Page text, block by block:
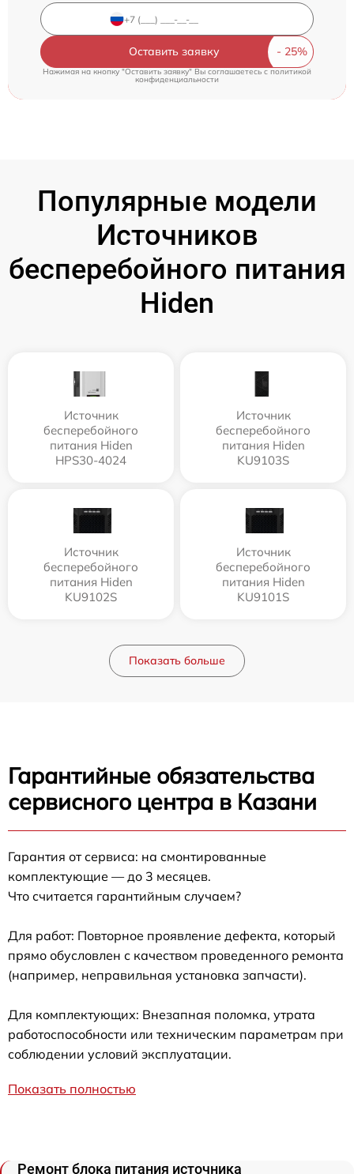
Оставить заявку
Нажимая на кнопку "Оставить заявку" Вы соглашаетесь c политикой
конфиденциальности
Популярные модели
Источников
бесперебойного питания
Hiden
Источник
бесперебойного
питания Hiden
HPS30-4024
Источник
бесперебойного
питания Hiden
KU9103S
Источник
бесперебойного
питания Hiden
KU9102S
Источник
бесперебойного
питания Hiden
KU9101S
Показать больше
Гарантийные обязательства
сервисного центра в Казани
Гарантия от сервиса: на смонтированные
комплектующие — до 3 месяцев.
Что считается гарантийным случаем?
Для работ: Повторное проявление дефекта, который
прямо обусловлен с качеством проведенного ремонта
(например, неправильная установка запчасти).
Для комплектующих: Внезапная поломка, утрата
работоспособности или техническим параметрам при
соблюдении условий эксплуатации.
Показать полностью
Ремонт блока питания источника